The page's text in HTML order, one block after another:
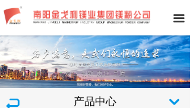
끀
产品中心 낔